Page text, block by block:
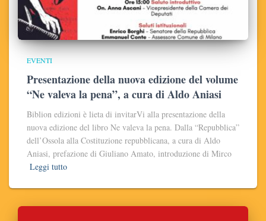
EVENTI
Presentazione della nuova edizione del volume
“Ne valeva la pena”, a cura di Aldo Aniasi
Biblion edizioni è lieta di invitarVi alla presentazione della
nuova edizione del libro Ne valeva la pena. Dalla “Repubblica”
dell’Ossola alla Costituzione repubblicana, a cura di Aldo
Aniasi, prefazione di Giuliano Amato, introduzione di Mirco
Leggi tutto